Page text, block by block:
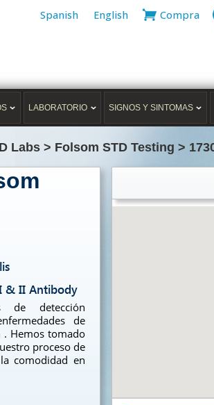
Spanish English Compra
LABORATORIO SIGNOS Y SINTOMAS
Labs > Folsom STD Testing >
& II Antibody
de detección
de
. Hemos tomado
proceso de
comodidad en